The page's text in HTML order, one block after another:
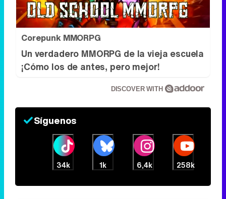
Corepunk MMORPG
Un verdadero MMORPG de la vieja escuela
¡Cómo los de antes, pero mejor!
DISCOVER WITH
Síguenos
34k 1k 6,4k 258k